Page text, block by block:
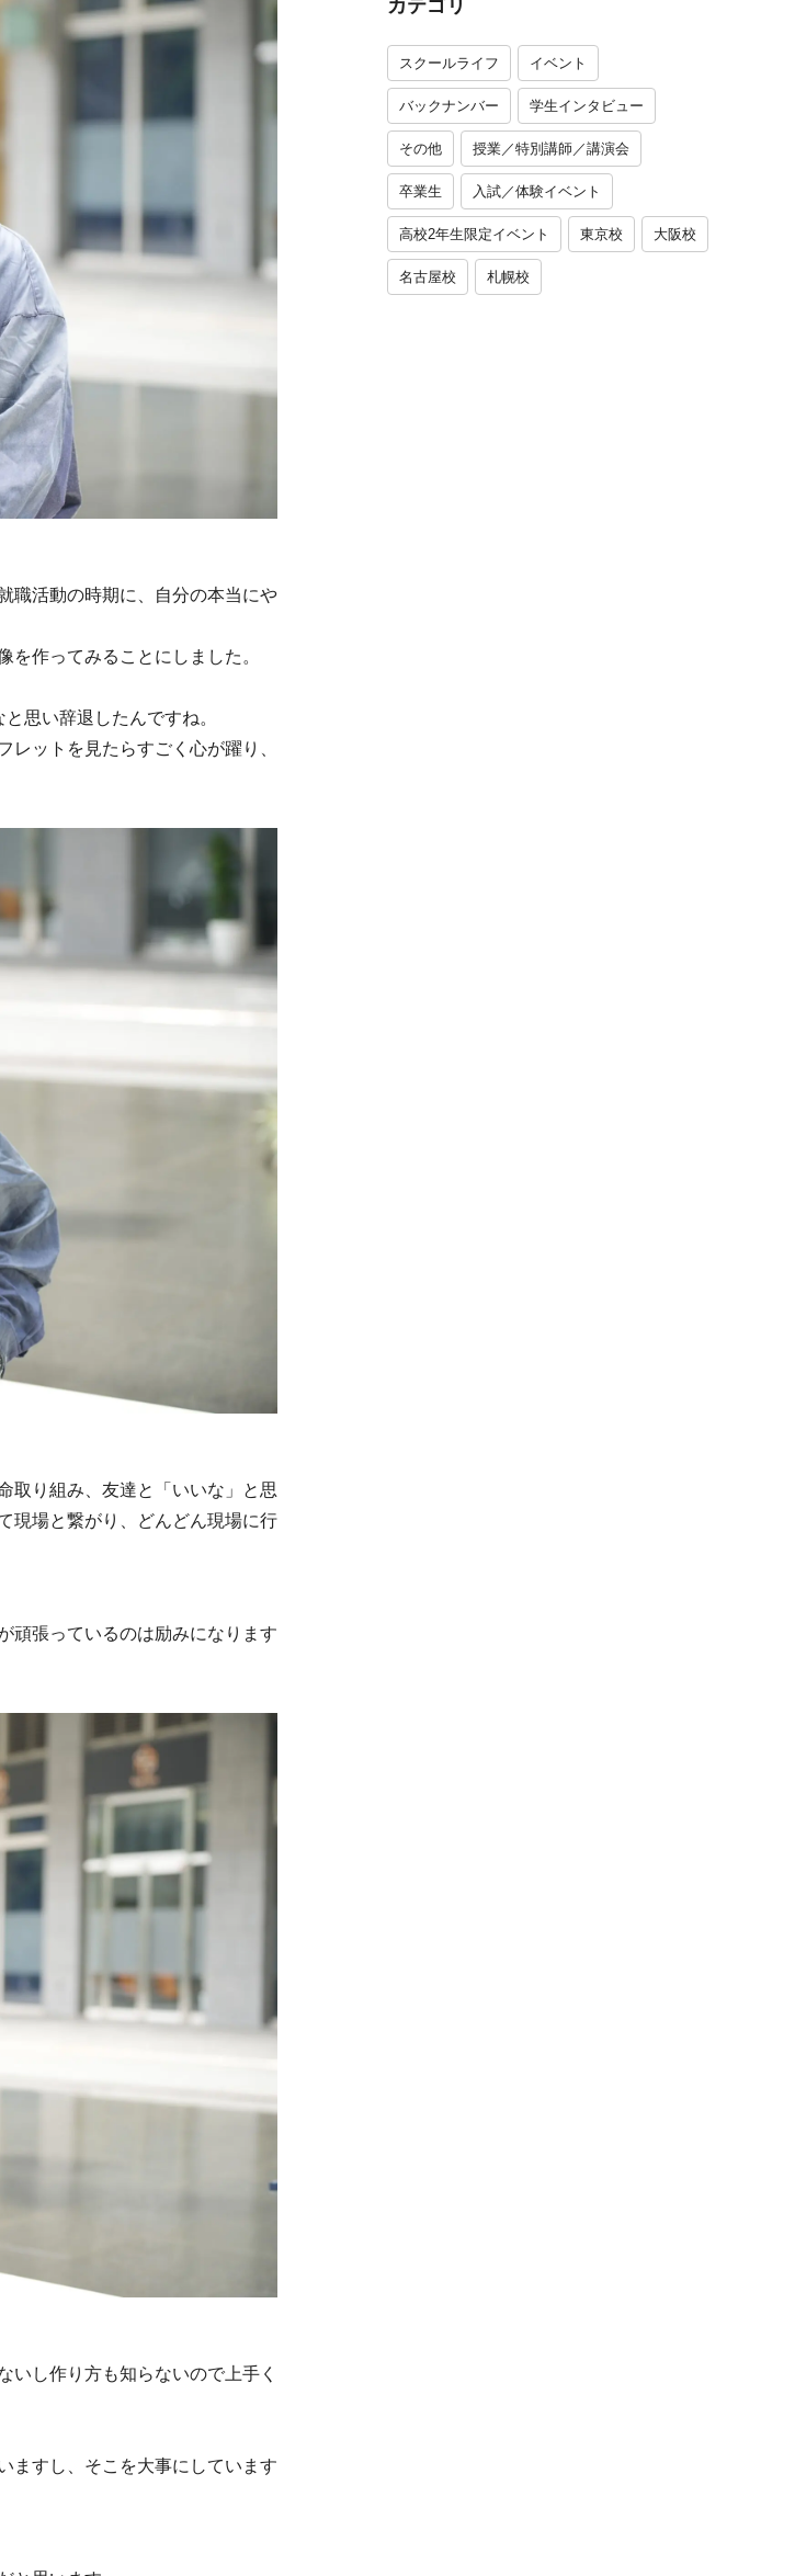
職活動の時期に、自分の本当にや
作ってみることにしました。
思い辞退したんですね。
ットを見たらすごく心が躍り、
取り組み、友達と「いいな」と思
現場と繋がり、どんどん現場に行
頑張っているのは励みになります
いし作り方も知らないので上手く
ますし、そこを大事にしています
カテゴリ
スクールライフ イベント
バックナンバー 学生インタビュー
その他 授業／特別講師／講演会
卒業生 入試／体験イベント
高校2年生限定イベント 東京校 大阪校
名古屋校 札幌校